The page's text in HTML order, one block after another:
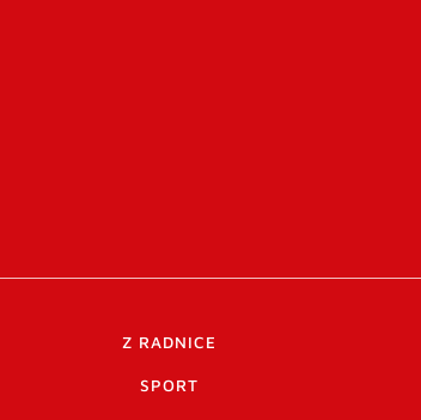
Z RADNICE
SPORT